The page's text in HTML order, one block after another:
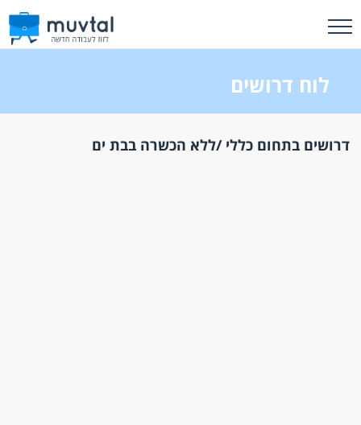
לוח דרושים
דרושים בתחום כללי /ללא הכשרה בבת ים